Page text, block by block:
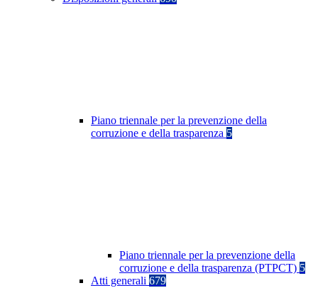
Piano triennale per la prevenzione della
corruzione e della trasparenza 5
Piano triennale per la prevenzione della
corruzione e della trasparenza (PTPCT) 5
Atti generali 679